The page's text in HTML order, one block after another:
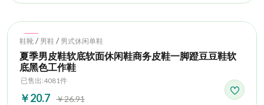
Hot
鞋靴 / 男鞋 / 男式休闲单鞋
夏季男皮鞋软底软面休闲鞋商务皮鞋一脚蹬豆豆鞋软
底黑色工作鞋
已售出:4081件
￥20.7 ￥26.91